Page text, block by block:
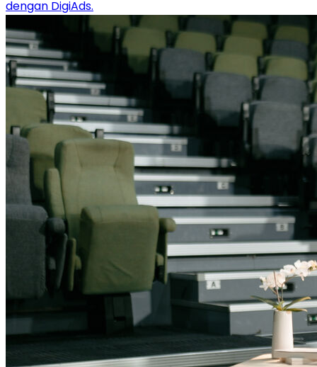
dengan DigiAds.